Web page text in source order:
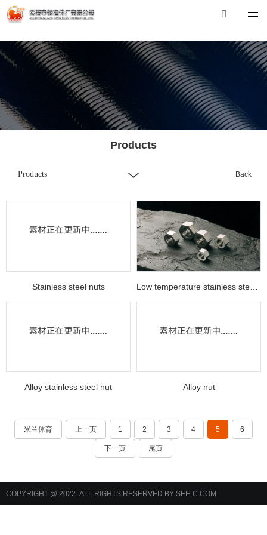
米兰体育
E-mail：xibiao@see-c.com
米兰体育-米兰全站 | 米兰体育官方网站
Products
Products Back
Stainless steel nuts
Alloy stainless steel nut Alloy nut
米兰体育 上一页 1 2 3 4 5 6
下一页 尾页
COPYRIGHT @ 2022 ALL RIGHTS RESERVED BY SEE-C.COM